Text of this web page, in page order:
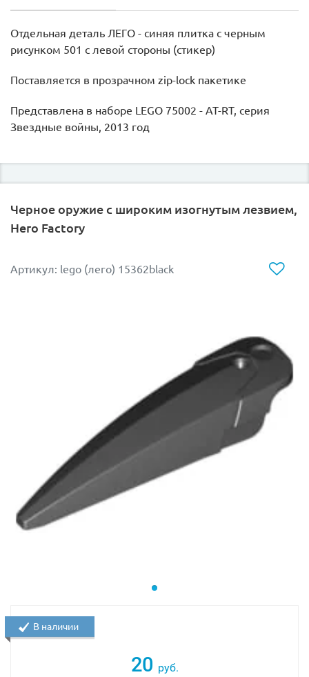
Отдельная деталь ЛЕГО - синяя плитка с черным
рисунком 501 с левой стороны (стикер)
Поставляется в прозрачном zip-lock пакетике
Представлена в наборе LEGO 75002 - AT-RT, серия
Звездные войны, 2013 год
Черное оружие с широким изогнутым лезвием,
Hero Factory
Артикул: lego (лего) 15362black
20 руб.
В наличии